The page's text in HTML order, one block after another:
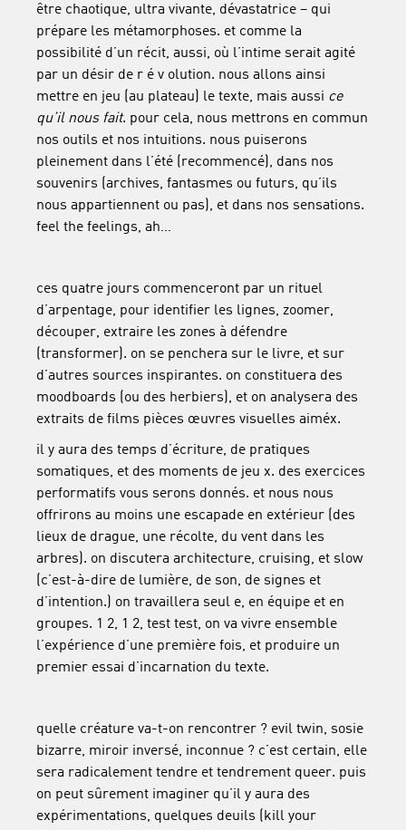
être chaotique, ultra vivante, dévastatrice – qui
prépare les métamorphoses. et comme la
possibilité d’un récit, aussi, où l’intime serait agité
par un désir de r é v olution. nous allons ainsi
mettre en jeu (au plateau) le texte, mais aussi ce
qu’il nous fait. pour cela, nous mettrons en commun
nos outils et nos intuitions. nous puiserons
pleinement dans l’été (recommencé), dans nos
souvenirs (archives, fantasmes ou futurs, qu’ils
nous appartiennent ou pas), et dans nos sensations.
feel the feelings, ah…
ces quatre jours commenceront par un rituel
d’arpentage, pour identifier les lignes, zoomer,
découper, extraire les zones à défendre
(transformer). on se penchera sur le livre, et sur
d’autres sources inspirantes. on constituera des
moodboards (ou des herbiers), et on analysera des
extraits de films pièces œuvres visuelles aiméx.
il y aura des temps d’écriture, de pratiques
somatiques, et des moments de jeu x. des exercices
performatifs vous serons donnés. et nous nous
offrirons au moins une escapade en extérieur (des
lieux de drague, une récolte, du vent dans les
arbres). on discutera architecture, cruising, et slow
(c’est-à-dire de lumière, de son, de signes et
d’intention.) on travaillera seul e, en équipe et en
groupes. 1 2, 1 2, test test, on va vivre ensemble
l’expérience d’une première fois, et produire un
premier essai d’incarnation du texte.
quelle créature va-t-on rencontrer ? evil twin, sosie
bizarre, miroir inversé, inconnue ? c’est certain, elle
sera radicalement tendre et tendrement queer. puis
on peut sûrement imaginer qu’il y aura des
expérimentations, quelques deuils (kill your